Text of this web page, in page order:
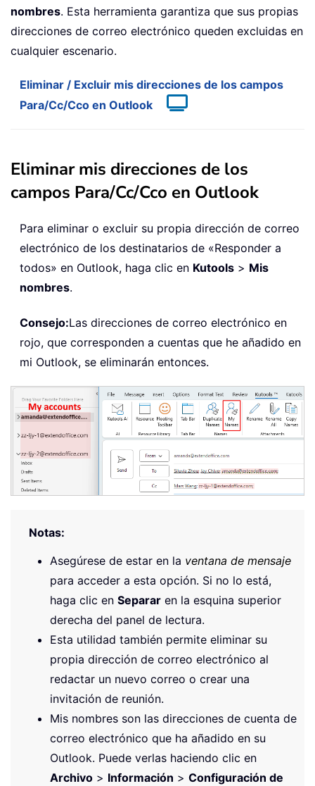
nombres. Esta herramienta garantiza que sus propias
direcciones de correo electrónico queden excluidas en
cualquier escenario.
Eliminar / Excluir mis direcciones de los campos
Para/Cc/Cco en Outlook
Eliminar mis direcciones de los
campos Para/Cc/Cco en Outlook
Para eliminar o excluir su propia dirección de correo
electrónico de los destinatarios de «Responder a
todos» en Outlook, haga clic en Kutools > Mis
nombres.
Consejo:Las direcciones de correo electrónico en
rojo, que corresponden a cuentas que he añadido en
mi Outlook, se eliminarán entonces.
Notas:
Asegúrese de estar en la ventana de mensaje
para acceder a esta opción. Si no lo está,
haga clic en Separar en la esquina superior
derecha del panel de lectura.
Esta utilidad también permite eliminar su
propia dirección de correo electrónico al
redactar un nuevo correo o crear una
invitación de reunión.
Mis nombres son las direcciones de cuenta de
correo electrónico que ha añadido en su
Outlook. Puede verlas haciendo clic en
Archivo > Información > Configuración de